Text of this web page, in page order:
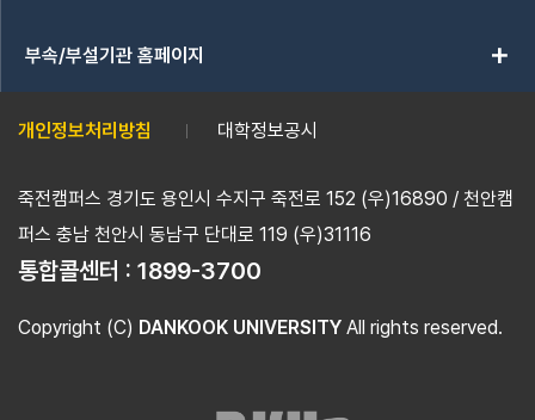
부속/부설기관 홈페이지 add
개인정보처리방침 대학정보공시
죽전캠퍼스 경기도 용인시 수지구 죽전로 152 (우)16890 / 천안캠
퍼스 충남 천안시 동남구 단대로 119 (우)31116
통합콜센터 : 1899-3700
Copyright (C) DANKOOK UNIVERSITY All rights reserved.